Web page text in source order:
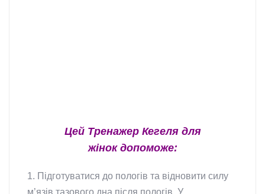
Цей Тренажер Кегеля для
жінок допоможе:
1. Підготуватися до пологів та відновити силу
м’язів тазового дна після пологів. У